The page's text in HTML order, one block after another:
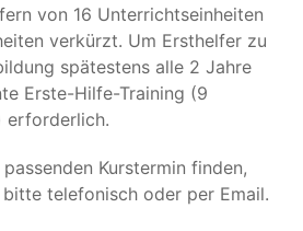
von 16 Unterrichtseinheiten
verkürzt. Um Ersthelfer zu
spätestens alle 2 Jahre
Erste-Hilfe-Training (9
erforderlich.
Kurstermin finden,
telefonisch oder per Email.